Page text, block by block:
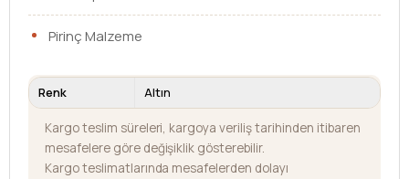
Pirinç Malzeme
Renk Altın
Kargo teslim süreleri, kargoya veriliş tarihinden itibaren
mesafelere göre değişiklik gösterebilir.
Kargo teslimatlarında mesafelerden dolayı